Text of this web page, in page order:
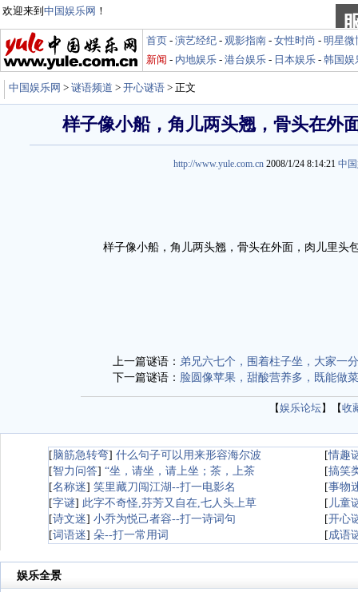
欢迎来到 中国娱乐网 ！
首页 - 演艺经纪 - 观影指南 - 女性时尚 - 明星微
新闻 - 内地娱乐 - 港台娱乐 - 日本娱乐 - 韩国娱
中国娱乐网 > 谜语频道 > 开心谜语 > 正文
样子像小船，角儿两头翘，骨头在外
http://www.yule.com.cn 2008/1/24 8:14:21 中
样子像小船，角儿两头翘，骨头在外面，肉儿里头
上一篇谜语： 弟兄六七个，围着柱子坐，大家一
下一篇谜语： 脸圆像苹果，甜酸营养多，既能做
【娱乐论坛】【收
[脑筋急转弯] 什么句子可以用来形容海尔波 [情趣
[智力问答] “坐，请坐，请上坐；茶，上茶 [搞笑
[名称迷] 笑里藏刀闯江湖--打一电影名 [事物
[字谜] 此字不奇怪,芬芳又自在,七人头上草 [ 儿童
[诗文迷] 小乔为悦己者容--打一诗词句 [开心
[词语迷] 朵--打一常用词 [成语